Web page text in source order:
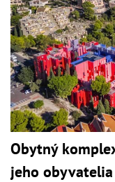
Obytný
jeho